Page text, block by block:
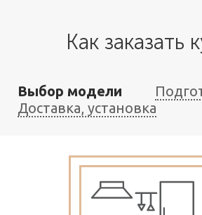
Как заказать
Выбор модели
Доставка, установка